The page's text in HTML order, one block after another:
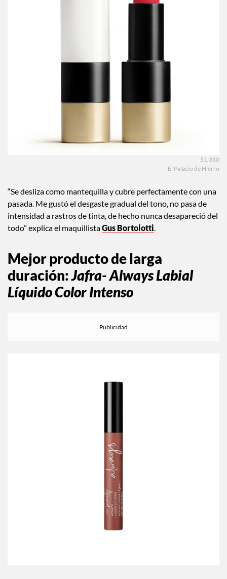
$1,310
El Palacio de Hierro
“Se desliza como mantequilla y cubre perfectamente con una
pasada. Me gustó el desgaste gradual del tono, no pasa de
intensidad a rastros de tinta, de hecho nunca desapareció del
todo” explica el maquillistaGus Bortolotti.
Mejor producto de larga
duración:Jafra- Always Labial
Líquido Color Intenso